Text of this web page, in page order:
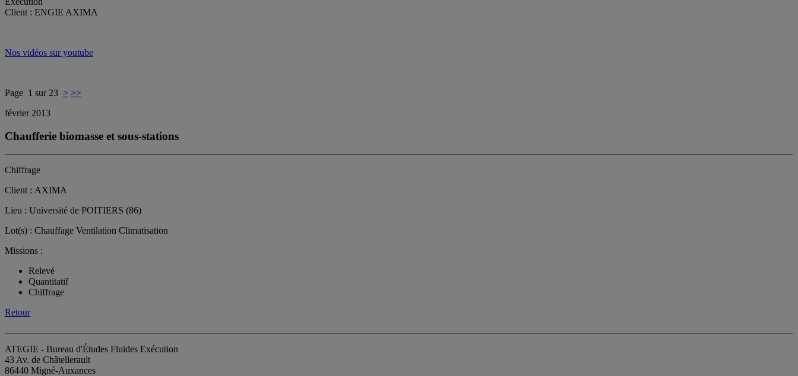
Client : ENGIE AXIMA
Nos vidéos sur youtube
Page 1 sur 23 > >>
février 2013
Chaufferie biomasse et sous-stations
Chiffrage
Client : AXIMA
Lieu : Université de POITIERS (86)
Lot(s) : Chauffage Ventilation Climatisation
Missions :
Relevé
Quantitatif
Chiffrage
Retour
ATEGIE - Bureau d'Études Fluides Exécution
43 Av. de Châtellerault
86440 Migné-Auxances